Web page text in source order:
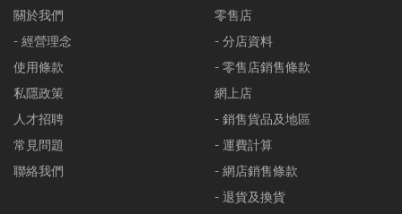
關於我們
- 經營理念
使用條款
私隱政策
人才招聘
常見問題
聯絡我們
零售店
- 分店資料
- 零售店銷售條款
網上店
- 銷售貨品及地區
- 運費計算
- 網店銷售條款
- 退貨及換貨